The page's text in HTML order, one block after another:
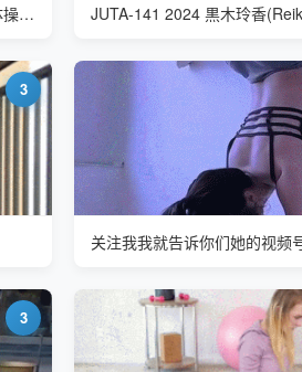
鹤田加奈(鶴田かな、Kana Tsuruta) SOE-876 体操运动员
3
3